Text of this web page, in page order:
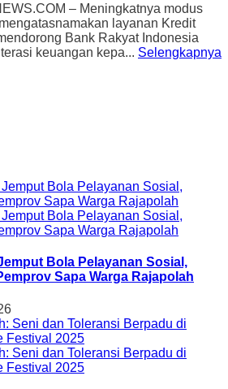
– Meningkatnya modus
layanan Kredit
Bank Rakyat Indonesia
keuangan kepa... Selengkapnya
Bola Pelayanan Sosial,
Sapa Warga Rajapolah